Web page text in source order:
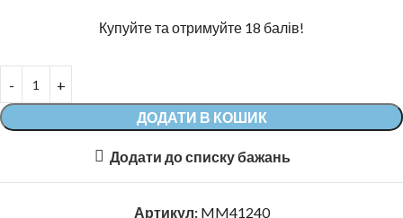
Купуйте та отримуйте 18 балів!
ДОДАТИ В КОШИК
Додати до списку бажань
Артикул: MM41240